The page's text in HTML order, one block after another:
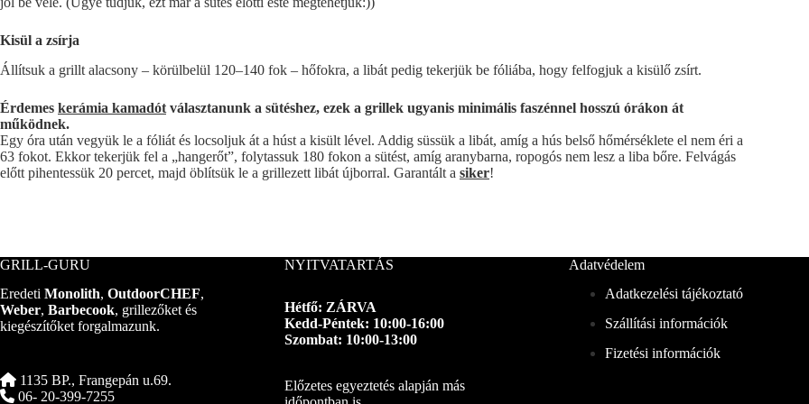
Kisül a zsírja
Állítsuk a grillt alacsony – körülbelül 120–140 fok – hőfokra, a libát pedig tekerjük be fóliába, hogy felfogjuk a kisülő zsírt.
Érdemes kerámia kamadót választanunk a sütéshez, ezek a grillek ugyanis minimális faszénnel hosszú órákon át
működnek.
Egy óra után vegyük le a fóliát és locsoljuk át a húst a kisült lével. Addig süssük a libát, amíg a hús belső hőmérséklete el nem éri a
63 fokot. Ekkor tekerjük fel a „hangerőt”, folytassuk 180 fokon a sütést, amíg aranybarna, ropogós nem lesz a liba bőre. Felvágás
előtt pihentessük 20 percet, majd öblítsük le a grillezett libát újborral. Garantált a siker!
GRILL-GURU
Eredeti Monolith, OutdoorCHEF,
Weber, Barbecook, grillezőket és
kiegészítőket forgalmazunk.
1135 BP., Frangepán u.69.
06- 20-399-7255
NYITVATARTÁS
Hétfő: ZÁRVA
Kedd-Péntek: 10:00-16:00
Szombat: 10:00-13:00
Előzetes egyeztetés alapján más
Adatvédelem
Adatkezelési tájékoztató
Szállítási információk
Fizetési információk